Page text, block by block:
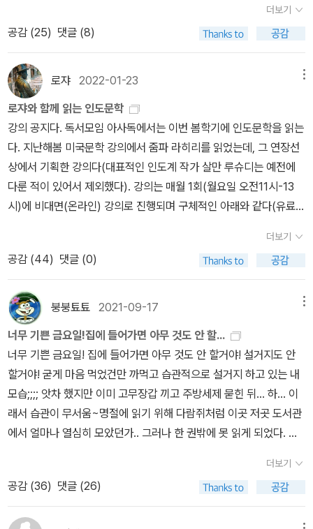
수바시, 엄마의 부재(떠남) 로 인한 상처와 아픔 속에 방황하며 성장
하는 벨라, 가족을 떠나 고립된 생활 속에서 자신의 삶을 꾸려가는 가
은 흡입력을 가지고 독자를 빨아들인다. 각 인물이 지닌 남다른 성장
배경과 삶의 선택은 때로 독자를 당혹스럽게 한다. 하지만 줌파 라히
리는 한 인간이 나이 들며 변해가는 과정의 보편성과 삶의 우발적 사
건이 드리우는 개별성을 절묘하게 엮어낸다. 섬세하고 치밀한 라히리
식 서사는 그 자체로 타당성을 부여하며 나아간다. 독자는 이야기에
깊숙이 연결될수록 옳고 그름을 판단할 수 없는 곤란함을 느낀다. 그
리고 삶을 향해 던져지는 깊고 난해한 질문 앞에 걸음을 멈추게 된다.
부모로부터 부과되는 역할, 형제 자매간 느끼는 의무와 경쟁심, 부모
거나 사랑하는 이를 잃는 아픔 속에서도 지속해야하는 삶. 성장 단계
에 따라 짊어지게 되는 역할과 의무, 삶의 단계에 따라 마주하는 그 무
게는 누구도 피할 수 없는 것이다. 그걸 지속적으로 환기시키는 이 소
설은 특히 가족 간의 역학 내에서 만들어지는 한 사람의 정체성과 그
걸 받아들이고 극복하고자 하는 노력에 집중한다. 줌파 라히리의 이
전 소설에서도 다루어졌던 정체성과 가족의 의미에 대한 질문이 이어
진다.수바시의 충직하지만 다소 수동적인 성격이 어떻게 만들어진 것
이며, 우다얀과의 결혼으로 가우리의 삶이 어떤 변화의 물살을 타게
되었는지, 또한 가우리가 아이를 떠나는 선택을 하기까지 그녀 성장
배경의 흔적, 벨라가 아빠가 없는 아이를 낳아 기르기로 한 결심(엄마
와 닮은꼴의 삶) 등, 가족 관계 내에서 형성되고 대를 이어 전해지는
어떤 운명의 연결 고리, 혹은 연쇄 작용 같은 것이 그렇다. 태어남과
홍 글씨를 새기는 것일까. 그것은 의지로 벗어날 수 없는 어떤 궤도 속
에 존재하는 것인가. 줌파 라히리가 지어 올린 완벽한 세계 속에 빠져
관습적인 배치들이 무지막지하게 디바뀌면서 남편은 아내의 착취자
가 되었다. 남편은 아내를 부양하는 데 실패했을 뿐만 아니라, 아내가
가족 임금에서 자기 몫을 받는 것도 불가능하게 만들었다. 가정 기반
생산에 대한 명확한 반대의 근거는, 그것이 남성과 여성 활동의 분리
된 양식들을 침범하고 가족 구성원들에게서 각자가 지고 있는 고유한
책임에 대한 통제력을 빼앗는다는 것이었다. -p.187데지레 게의 동
료들은 사회적 공화국에 대한 자신들의 견해를 사회주의 페미니즘 경
향의 신문 [여성의 목소리]에 공유했다. 그들은 여성이 이혼할 수 있
고 자신의 임금을 통제하며, '이기적인 남편'의 지배를 거부할 수 있
고, '노동할 권리'를 누리면서 아이들과 가정을 돌볼 수 잇는 새로운
사회를 요구했다. 자율적 개인이 된 여성은 사회적 존재로서 완전하
게 이바지할 수 있다. '가족과 국가에서 해방되어 우리 스스로가 자신
의 주인이 될 때, 책임을 다하기 위해 더 애쓰게 될 것이다.' -p.194이
성은 원래 그들만의 직업으로 여겨지던 맥주양조나 산파 일에서 밀려
나고 있었고, 여성고용에 대한 새로운 제한들에 묶이게 되었다. 특히
프롤레타리아트 여성은 최하층의 직업 말고는 일자리를 구하기가 어
려웠다. 여성 노동인구 3분의 1은 하녀였고, 나머지는 농장 일 · 방적 ·
뜨개질 ·자수 ·보따리장사 ·유모와 같은 일에 종사했다. 비스너Merry
Wiesner가 말하듯이, 법률 ·징세기록 ·동업조합법령에서 여성은 집
바깥에서 일하지 말아야 하며 남편을 돕는 방식으로만 '생산'에 참여
할 수 있다는 전제가 힘을 얻고 있었다. 심지어 여성이 집에서 한 일은
도 나타났다(Wiesner 1993:83ff). 따라서 여성이 가족이 아닌 사람
이 입을 옷을 만드는 경우 이는 '집안일'로 간주되었지만, 남성이 옷을
만들면 '생산적' 노동으로 간주되었다. 여성노동이 이처럼 평가절하
더보기
공감 (25) 댓글 (8)
로쟈 2022-01-23
로쟈와 함께 읽는 인도문학
강의 공지다. 독서모임 아사독에서는 이번 봄학기에 인도문학을 읽는
다. 지난해봄 미국문학 강의에서 줌파 라히리를 읽었는데, 그 연장선
상에서 기획한 강의다(대표적인 인도계 작가 살만 루슈디는 예전에
다룬 적이 있어서 제외했다). 강의는 매월 1회(월요일 오전11시-13
시)에 비대면(온라인) 강의로 진행되며 구체적인 아래와 같다(유료강
읽는 인도문학1강 3월 14일_ 타고르, <고라> 2강 4월 11일_ 쿠쉬완
트 싱, <델리> 3강 5월 09일_ 로힌턴 미스트르, <적절한 균형> 4강
6월 13일_ 아룬다티 로이, <작은 것들의 신> 5강 7월 11일_ 아라빈
드 아디가, <화이트 타이거> 6강 8월 22일_ 줌파 라히리, <저지대>
더보기
공감 (44) 댓글 (0)
붕붕툐툐 2021-09-17
너무 기쁜 금요일!집에 들어가면 아무 것도 안 할...
너무 기쁜 금요일! 집에 들어가면 아무 것도 안 할거야! 설거지도 안
할거야! 굳게 마음 먹었건만 까먹고 습관적으로 설거지 하고 있는 내
모습;;;; 앗차 했지만 이미 고무장갑 끼고 주방세제 묻힌 뒤... 하... 이
래서 습관이 무서움~명절에 읽기 위해 다람쥐처럼 이곳 저곳 도서관
에서 얼마나 열심히 모았던가.. 그러나 한 권밖에 못 읽게 되었다. 바
일리아스를 같은 출판사로 읽기로 했는데 어떤 도서관을 뒤져도 없는
거다.. 결국 늘 책을 구매해 읽으시는 모임장님께 추석연휴만 제발 빌
려달라고 통 사정을 해서 빌렸다. 이 때가 아니면 더이상의 기회는 없
더보기
공감 (36) 댓글 (26)